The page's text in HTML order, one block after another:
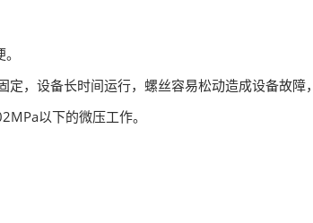
，设备长时间运行，螺丝容易松动造成设备故障
以下的微压工作。